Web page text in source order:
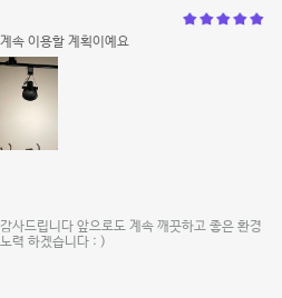
속 이용할 계획이예요
사드립니다 앞으로도 계속 깨끗하고 좋은 환경
력 하겠습니다 : )